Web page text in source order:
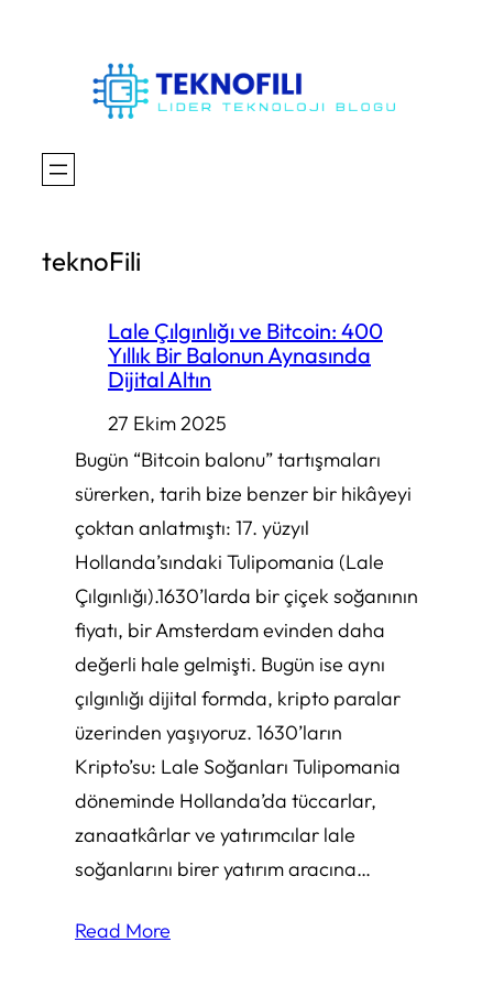
teknoFili
Lale Çılgınlığı ve Bitcoin: 400
Yıllık Bir Balonun Aynasında
Dijital Altın
27 Ekim 2025
Bugün “Bitcoin balonu” tartışmaları
sürerken, tarih bize benzer bir hikâyeyi
çoktan anlatmıştı: 17. yüzyıl
Hollanda’sındaki Tulipomania (Lale
Çılgınlığı).1630’larda bir çiçek soğanının
fiyatı, bir Amsterdam evinden daha
değerli hale gelmişti. Bugün ise aynı
çılgınlığı dijital formda, kripto paralar
üzerinden yaşıyoruz. 1630’ların
Kripto’su: Lale Soğanları Tulipomania
döneminde Hollanda’da tüccarlar,
zanaatkârlar ve yatırımcılar lale
soğanlarını birer yatırım aracına…
Read More